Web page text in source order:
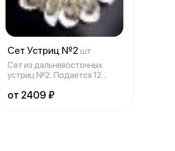
Сет Устриц №2 шт
Сет из дальневосточных
устриц №2. Подается 12
от 2409 ₽